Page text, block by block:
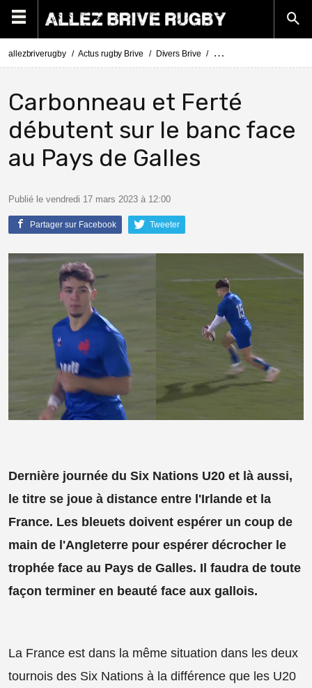
allezbriverugby Actus rugby Brive Divers Brive Mathis Ferté et Léo
Carbonneau et Ferté
débutent sur le banc face
au Pays de Galles
Publié le vendredi 17 mars 2023 à 12:00
Partager sur Facebook Tweeter
Dernière journée du Six Nations U20 et là aussi,
le titre se joue à distance entre l'Irlande et la
France. Les bleuets doivent espérer un coup de
main de l'Angleterre pour espérer décrocher le
trophée face au Pays de Galles. Il faudra de toute
façon terminer en beauté face aux gallois.
La France est dans la même situation dans les deux
tournois des Six Nations à la différence que les U20